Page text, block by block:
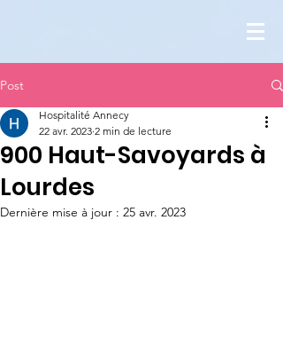
Post
900 Haut-Savoyards à
Lourdes
Hospitalité Annecy
22 avr. 2023 2 min de lecture
Dernière mise à jour : 25 avr. 2023